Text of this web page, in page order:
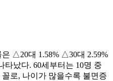
△20대 1.58% △30대 2.59%
타났다. 60세부터는 10명 중
로, 나이가 많을수록 불면증